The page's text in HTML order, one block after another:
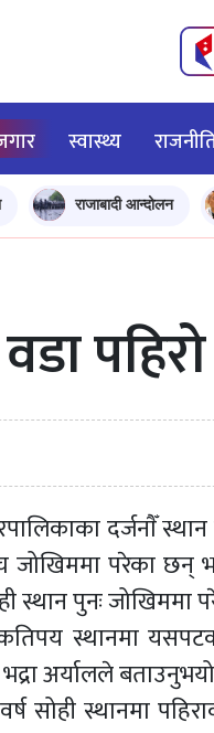
स्वास्थ्य
राजाबादी आन्दोलन
वडा
दर्जनाैँ
जोखिममा परेका
स्थान पुनः जोखिममा
स्थानमा
अर्यालले
सोही स्थानमा